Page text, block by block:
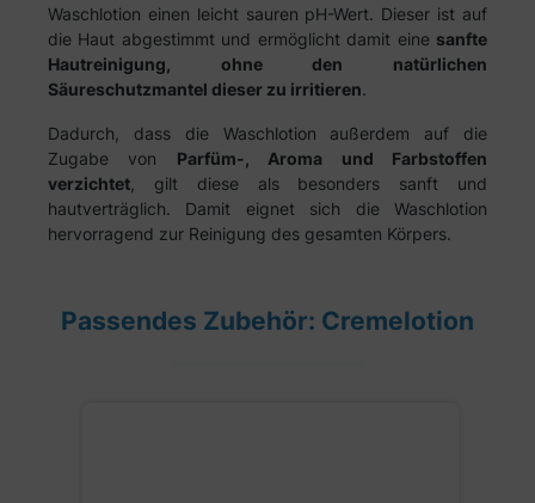
Waschlotion einen leicht sauren pH-Wert. Dieser ist auf
die Haut abgestimmt und ermöglicht damit eine sanfte
Hautreinigung, ohne den natürlichen
Säureschutzmantel dieser zu irritieren.
Dadurch, dass die Waschlotion außerdem auf die
Zugabe von Parfüm-, Aroma und Farbstoffen
verzichtet , gilt diese als besonders sanft und
hautverträglich. Damit eignet sich die Waschlotion
hervorragend zur Reinigung des gesamten Körpers.
Passendes Zubehör: Cremelotion